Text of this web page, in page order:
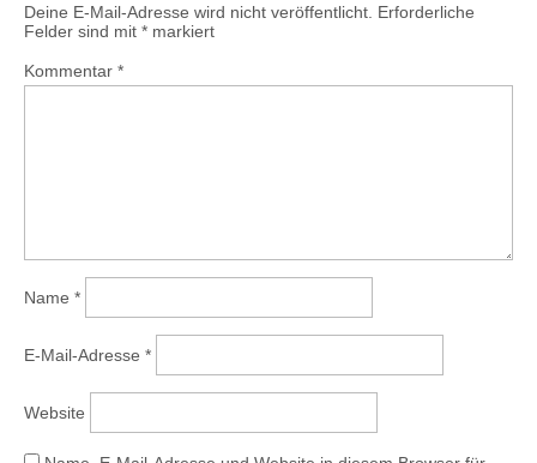
Deine E-Mail-Adresse wird nicht veröffentlicht. Erforderliche
Felder sind mit * markiert
Kommentar *
Name *
E-Mail-Adresse *
Website